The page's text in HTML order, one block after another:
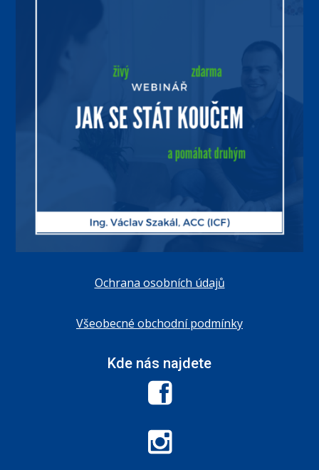
Ochrana osobních údajů
Všeobecné obchodní podmínky
Kde nás najdete